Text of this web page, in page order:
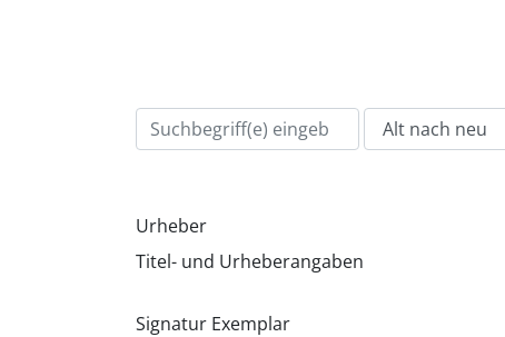
Urheber
Titel- und Urheberangaben
Signatur Exemplar